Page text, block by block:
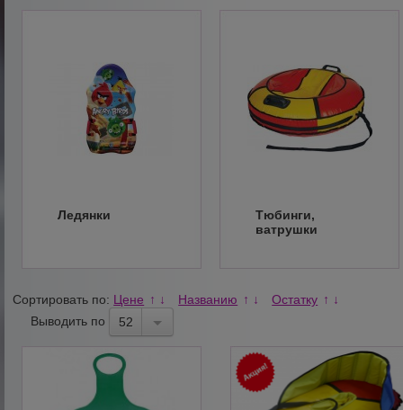
Ледянки
Тюбинги,
ватрушки
Сортировать по: Цене ↑ ↓ Названию ↑ ↓ Остатку ↑ ↓
Выводить по 52